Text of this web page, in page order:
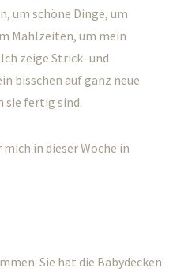
um schöne Dinge, um
Mahlzeiten, um mein
zeige Strick- und
bisschen auf ganz neue
sie fertig sind.
in dieser Woche in
Sie hat die Babydecken